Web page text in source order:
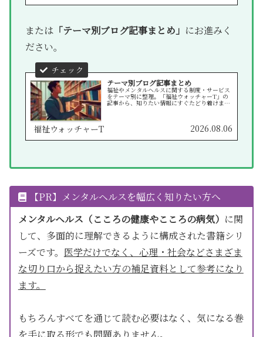
または 「テーマ別ブログ記事まとめ」 にお進みく
ださい。
テーマ別ブログ記事まとめ
福祉やメンタルヘルスに関する制度・サービス
をテーマ別に整理。「福祉ウォッチャーT」の
記事から、知りたい情報にすぐたどり着けま
福祉ウォッチャーT 2026.08.06
【PR】メンタルヘルスを幅広く知りたい方へ
メンタルヘルス（こころの健康やこころの病気） に関
して、多面的に理解できるように構成された書籍シリ
ーズです。 医学だけでなく、心理・社会などさまざま
な切り口から捉えたい方の補足資料として参考になり
ます。
もちろんすべてを通じて読む必要はなく、気になる巻